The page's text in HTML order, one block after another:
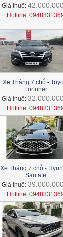
Giá thuê:
Hotline:
Xe Tháng 7 chỗ -
Fortuner
Giá thuê:
Hotline:
Xe Tháng 7 chỗ -
Santafe
Giá thuê:
Hotline: